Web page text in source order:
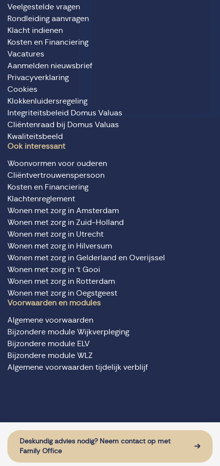
Deskundig advies nodig? Neem contact op met
Family Office
Veelgestelde vragen
Rondleiding aanvragen
Klacht indienen
Kosten en Financiering
Vacatures
Aanmelden nieuwsbrief
Privacyverklaring
Cookies
Klokkenluidersregeling
Integriteitsbeleid Domus Valuas
Cliëntenraad bij Domus Valuas
Kwaliteitsbeeld
Ook interessant
Woonvormen voor ouderen
Cliëntvertrouwenspersoon
Kosten en Financiering
Klachtenreglement
Wonen met zorg in Amsterdam
Wonen met zorg in Zuid-Holland
Wonen met zorg in Utrecht
Wonen met zorg in Hilversum
Wonen met zorg in Gelderland en Overijssel
Wonen met zorg in ‘t Gooi
Wonen met zorg in Rotterdam
Wonen met zorg in Oegstgeest
Voorwaarden en modules
Algemene voorwaarden
Bijzondere module Wijkverpleging
Bijzondere module ELV
Bijzondere module WLZ
Algemene voorwaarden tijdelijk verblijf
Website door: Sturdy Digital